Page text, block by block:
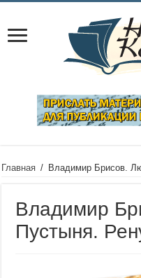
Главная / Владимир Брисов.
Владимир
Пустыня.